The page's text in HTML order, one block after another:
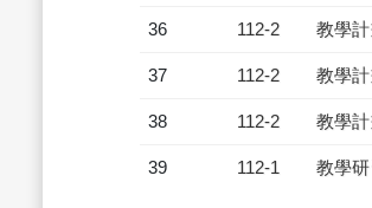
36 112-2 教學
37 112-2 教學
38 112-2 教學
39 112-1 教學